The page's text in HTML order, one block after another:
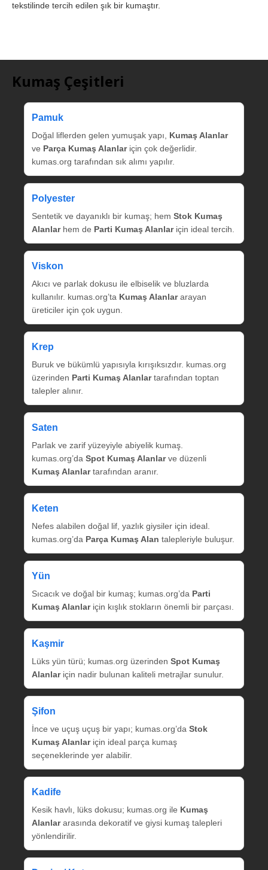
tekstilinde tercih edilen şık bir kumaştır.
Kumaş Çeşitleri
Pamuk
Doğal liflerden gelen yumuşak yapı, Kumaş Alanlar
ve Parça Kumaş Alanlariçin çok değerlidir.
kumas.org tarafından sık alımı yapılır.
Polyester
Sentetik ve dayanıklı bir kumaş; hem Stok Kumaş
Alanlarhem de Parti Kumaş Alanlariçin ideal tercih.
Viskon
Akıcı ve parlak dokusu ile elbiselik ve bluzlarda
kullanılır. kumas.org’ta Kumaş Alanlararayan
üreticiler için çok uygun.
Krep
Buruk ve bükümlü yapısıyla kırışıksızdır. kumas.org
üzerinden Parti Kumaş Alanlartarafından toptan
talepler alınır.
Saten
Parlak ve zarif yüzeyiyle abiyelik kumaş.
kumas.org’da Spot Kumaş Alanlarve düzenli
Kumaş Alanlartarafından aranır.
Keten
Nefes alabilen doğal lif, yazlık giysiler için ideal.
kumas.org’da Parça Kumaş Alan talepleriyle buluşur.
Yün
Sıcacık ve doğal bir kumaş; kumas.org’da Parti
Kumaş Alanlariçin kışlık stokların önemli bir parçası.
Kaşmir
Lüks yün türü; kumas.org üzerinden Spot Kumaş
Alanlariçin nadir bulunan kaliteli metrajlar sunulur.
Şifon
İnce ve uçuş uçuş bir yapı; kumas.org’da Stok
Kumaş Alanlariçin ideal parça kumaş
seçeneklerinde yer alabilir.
Kadife
Kesik havlı, lüks dokusu; kumas.org ile Kumaş
Alanlararasında dekoratif ve giysi kumaş talepleri
yönlendirilir.